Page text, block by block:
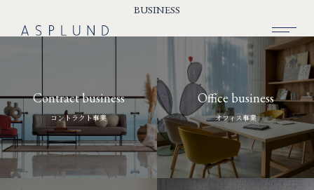
SUSTAINABILITY
COMPANY
RECRUIT
BUSINESS
Contract business
コントラクト事業
Office business
オフィス事業